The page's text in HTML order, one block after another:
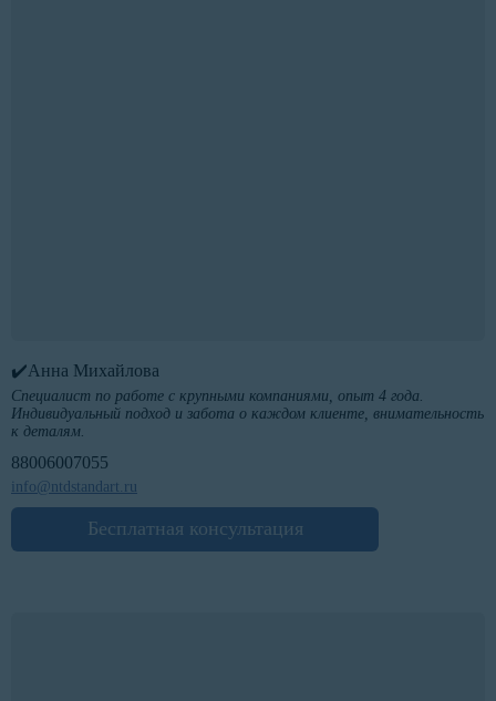
✔️Анна Михайлова
Специалист по работе с крупными компаниями, опыт 4 года.
Индивидуальный подход и забота о каждом клиенте, внимательность
к деталям.
88006007055
info@ntdstandart.ru
Бесплатная консультация